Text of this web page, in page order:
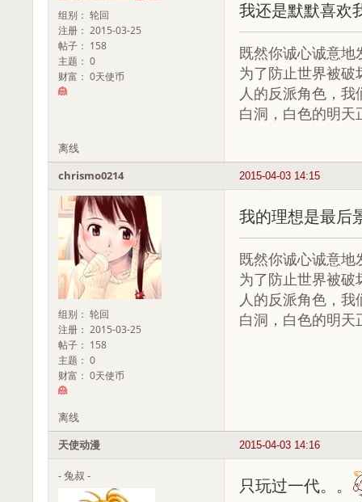
组别： 轮回
注册： 2015-03-25
帖子： 158
主题： 0
财富： 0天使币
我还是默默喜欢
既然你诚心诚意
为了防止世界被破
人的反派角色，
白洞，白色的明天
离线
2015-04-03 14:15
chrismo0214
组别： 轮回
注册： 2015-03-25
帖子： 158
主题： 0
财富： 0天使币
我的理想是最后
既然你诚心诚意
为了防止世界被破
人的反派角色，
白洞，白色的明天
离线
2015-04-03 14:16
天使动漫
- 兔叔 -
只玩过一代。。